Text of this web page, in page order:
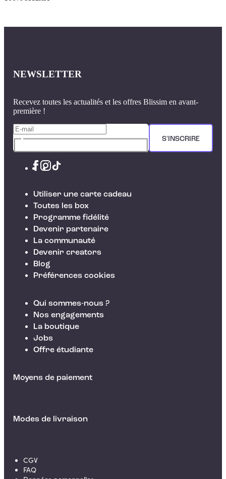
NEWSLETTER
Recevez toutes les actualités et les offres Blissim en avant-
première !
S'INSCRIRE
Utiliser une carte cadeau
Toutes les box
Programme fidélité
Devenir partenaire
La communauté
Devenir creators
Blog
Préférences cookies
Qui sommes-nous ?
Nos engagements
La boutique
Jobs
Offre étudiante
Moyens de paiement
Modes de livraison
CGV
FAQ